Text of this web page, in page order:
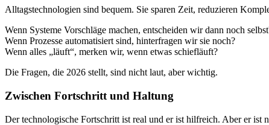
Alltagstechnologien sind bequem. Sie sparen Zeit, reduzieren
Wenn Systeme Vorschläge machen, entscheiden wir dann noch
Wenn Prozesse automatisiert sind, hinterfragen wir sie noch?
Wenn alles „läuft“, merken wir, wenn etwas schiefläuft?
Die Fragen, die 2026 stellt, sind nicht laut, aber wichtig.
Zwischen Fortschritt und Haltung
Der technologische Fortschritt ist real und er ist hilfreich. Aber er